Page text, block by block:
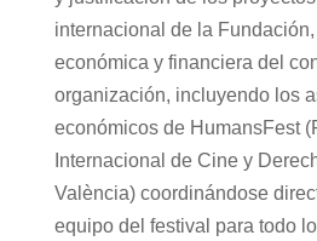
internacional de la
económica y financiera del
organización, incluyendo los
económicos de HumansFest
Internacional de Cine y
València) coordinándose
equipo del festival para todo